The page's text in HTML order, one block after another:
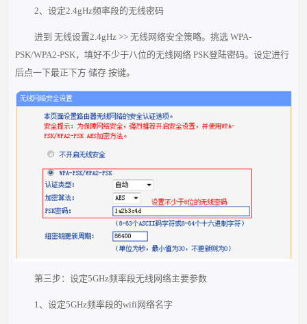
2、设定2.4gHz频率段的无线密码
进到 无线设置2.4gHz >> 无线网络安全策略。挑选 WPA-
PSK/WPA2-PSK，填好不少于八位的无线网络 PSK登陆密码。设定进行
后点一下最正下方 储存 按键。
第三步：设定5GHz频率段无线网络主要参数
1、设定5GHz频率段的wifi网络名字